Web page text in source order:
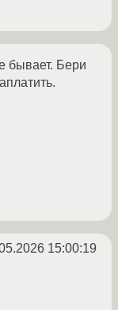
бывает. Бери
15:00:19